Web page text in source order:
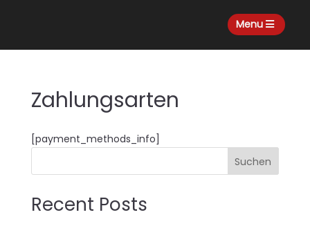
Menu
Zahlungsarten
[payment_methods_info]
Suchen
Recent Posts